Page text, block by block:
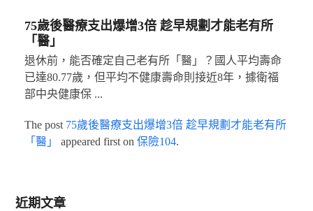
75歲後醫療支出爆增3倍 趁早規劃才能老有所
「醫」
退休前，能否確定自己老有所「醫」？國人平均壽命
已達80.77歲，但平均不健康壽命則接近8年，據衛福
部中央健康保 ...
The post 75歲後醫療支出爆增3倍 趁早規劃才能老有所
「醫」
appeared first on 保險104.
近期文章